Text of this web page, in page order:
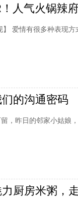
】 爱情有很多种表现
的沟通密码
，昨日的邻家小姑娘
厨房米粥，